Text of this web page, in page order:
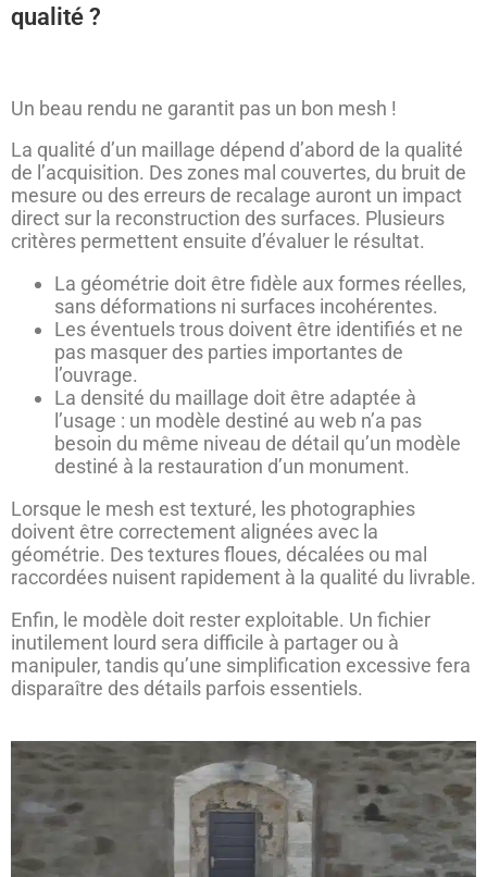
qualité ?
Un beau rendu ne garantit pas un bon mesh !
La qualité d’un maillage dépend d’abord de la qualité
de l’acquisition. Des zones mal couvertes, du bruit de
mesure ou des erreurs de recalage auront un impact
direct sur la reconstruction des surfaces. Plusieurs
critères permettent ensuite d’évaluer le résultat.
La géométrie doit être fidèle aux formes réelles,
sans déformations ni surfaces incohérentes.
Les éventuels trous doivent être identifiés et ne
pas masquer des parties importantes de
l’ouvrage.
La densité du maillage doit être adaptée à
l’usage : un modèle destiné au web n’a pas
besoin du même niveau de détail qu’un modèle
destiné à la restauration d’un monument.
Lorsque le mesh est texturé, les photographies
doivent être correctement alignées avec la
géométrie. Des textures floues, décalées ou mal
raccordées nuisent rapidement à la qualité du livrable.
Enfin, le modèle doit rester exploitable. Un fichier
inutilement lourd sera difficile à partager ou à
manipuler, tandis qu’une simplification excessive fera
disparaître des détails parfois essentiels.